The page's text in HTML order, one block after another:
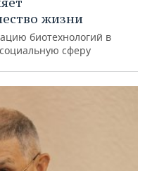
жизни
биотехнологий в
сферу